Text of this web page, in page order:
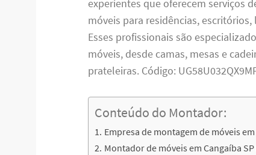
experientes que oferecem serviços
móveis para residências,
Esses profissionais são
móveis, desde camas, mesas e
prateleiras. Código:
Conteúdo do Montador:
Empresa de montagem de móveis
Montador de móveis em Cangaíba